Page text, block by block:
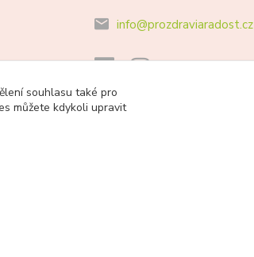
info@prozdraviaradost.cz
souhlasu také pro
můžete kdykoli upravit